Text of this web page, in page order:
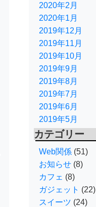
2020年2月
2020年1月
2019年12月
2019年11月
2019年10月
2019年9月
2019年8月
2019年7月
2019年6月
2019年5月
カテゴリー
Web関係 (51)
お知らせ (8)
カフェ (8)
ガジェット (22)
スイーツ (24)